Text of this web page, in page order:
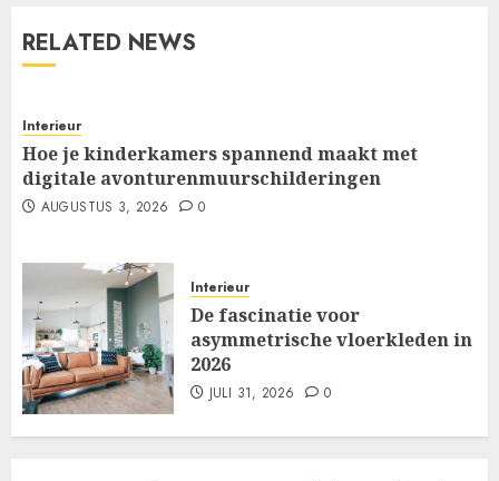
RELATED NEWS
Interieur
Hoe je kinderkamers spannend maakt met
digitale avonturenmuurschilderingen
AUGUSTUS 3, 2026 0
Interieur
De fascinatie voor
asymmetrische vloerkleden in
2026
JULI 31, 2026 0